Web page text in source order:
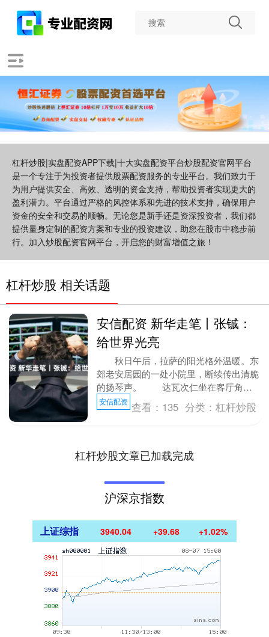
杠杆炒股|实盘配资APP下载|十大实盘配资平台炒股配资官网平台
是一个专注于为投资者提供股票配资服务的专业平台。我们致力于
为用户提供安全、高效、透明的资金支持，帮助投资者实现更大的
盈利潜力。平台通过严格的风控体系和先进的技术支持，确保用户
资金的安全和交易的顺畅。无论您是新手还是资深投资者，我们都
提供量身定制的配资方案和专业的投资建议，助您在股市中稳步前
行。加入炒股配资官网平台，开启您的财富增值之旅！
杠杆炒股 相关话题
安信配资 新华走笔丨张铖：
给世界光亮
秋日午后，拉萨的阳光格外温暖。东
郊老安居园的一处小院里，断续传出清脆
的扬琴声。 达瓦次仁坐在客厅角
落，手拿两个琴锤不停练习。他看不见
光，但能感觉到阳光落....
安信配资 查看： 135 分类：杠杆炒股
杠杆炒股文章已加载完成
沪深京指数
上证综指 3940.04 +39.68 +1.02%